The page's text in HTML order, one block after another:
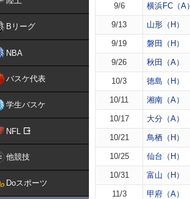
Bリーグ
NBA
バスケ代表
学生バスケ
NFL
他競技
Doスポーツ
9/6 横浜FC（A
9/13 山形（H）
9/19 磐田（H）
9/26 秋田（A）
10/3 徳島（H）
10/11 湘南（A）
10/17 大分（A）
10/21 鳥栖（H）
10/25 仙台（H）
10/31 富山（H）
11/3 甲府（A）